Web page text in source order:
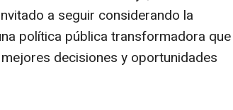
a seguir considerando la
política pública transformadora que
decisiones y oportunidades